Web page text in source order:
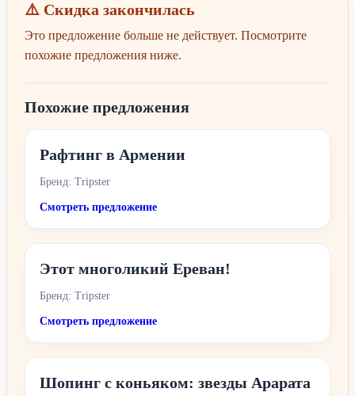
⚠️ Скидка закончилась
Это предложение больше не действует. Посмотрите
похожие предложения ниже.
Похожие предложения
Рафтинг в Армении
Бренд: Tripster
Смотреть предложение
Этот многоликий Ереван!
Бренд: Tripster
Смотреть предложение
Шопинг с коньяком: звезды Арарата